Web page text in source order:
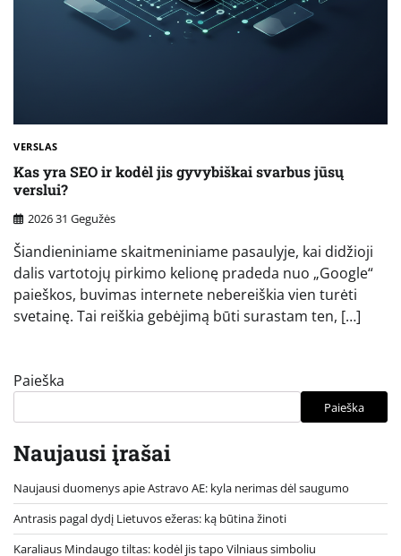
VERSLAS
Kas yra SEO ir kodėl jis gyvybiškai svarbus jūsų
verslui?
2026 31 Gegužės
Šiandieniniame skaitmeniniame pasaulyje, kai didžioji
dalis vartotojų pirkimo kelionę pradeda nuo „Google“
paieškos, buvimas internete nebereiškia vien turėti
svetainę. Tai reiškia gebėjimą būti surastam ten, […]
Paieška
Paieška
Naujausi įrašai
Naujausi duomenys apie Astravo AE: kyla nerimas dėl saugumo
Antrasis pagal dydį Lietuvos ežeras: ką būtina žinoti
Karaliaus Mindaugo tiltas: kodėl jis tapo Vilniaus simboliu